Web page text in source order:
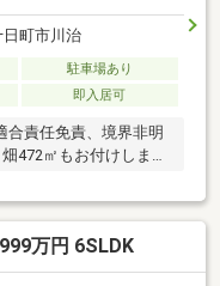
日町市川治
駐車場あり
即入居可
合責任免責、境界非明
472㎡もお付けします
万円 6SLDK